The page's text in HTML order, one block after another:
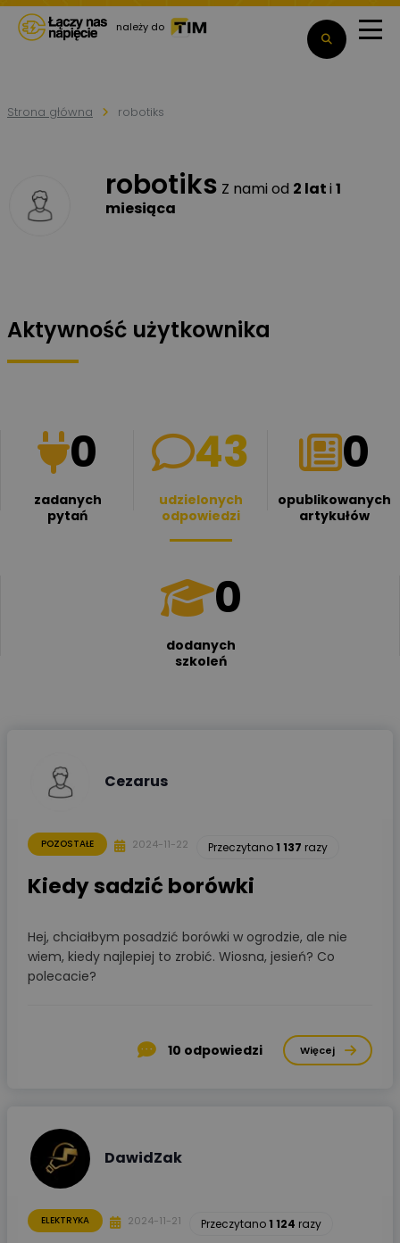
należy do
Strona główna robotiks
robotiks Z nami od 2 lati 1
miesiąca
Aktywność użytkownika
0
zadanych
pytań
43
udzielonych
odpowiedzi
0
opublikowanych
artykułów
0
dodanych
szkoleń
Cezarus
POZOSTAŁE 2024-11-22 Przeczytano1 137 razy
Kiedy sadzić borówki
Hej, chciałbym posadzić borówki w ogrodzie, ale nie
wiem, kiedy najlepiej to zrobić. Wiosna, jesień? Co
polecacie?
10 odpowiedzi Więcej
DawidZak
ELEKTRYKA 2024-11-21 Przeczytano1 124 razy